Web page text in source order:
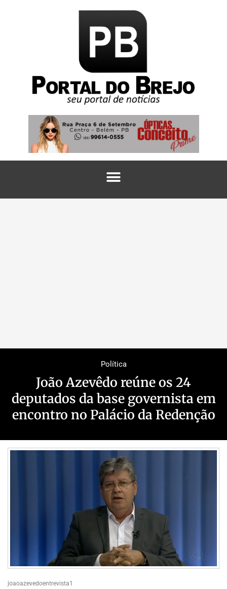
Política
João Azevêdo reúne os 24
deputados da base governista em
encontro no Palácio da Redenção
joaoazevedoentrevista1